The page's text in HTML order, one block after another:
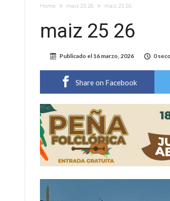
Alerta meteorológico: el
Distinguieron a Ramiro
Elortondo: avanza el plan
Home maiz 25 26 maiz 25 26
maiz 25 26
Publicado el 16 marzo, 2026 0
Share on Facebook